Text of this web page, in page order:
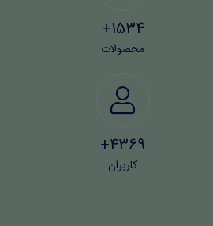
1534+
محصولات
4369+
کاربران